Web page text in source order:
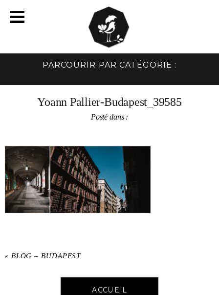
PARCOURIR PAR CATÉGORIE :
Yoann Pallier-Budapest_39585
Posté dans :
« BLOG – BUDAPEST
ACCUEIL